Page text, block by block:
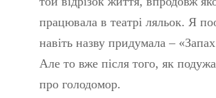
працювала в театрі ляльок. Я
навіть назву придумала – «Запах
Але то вже після того, як
про голодомор.